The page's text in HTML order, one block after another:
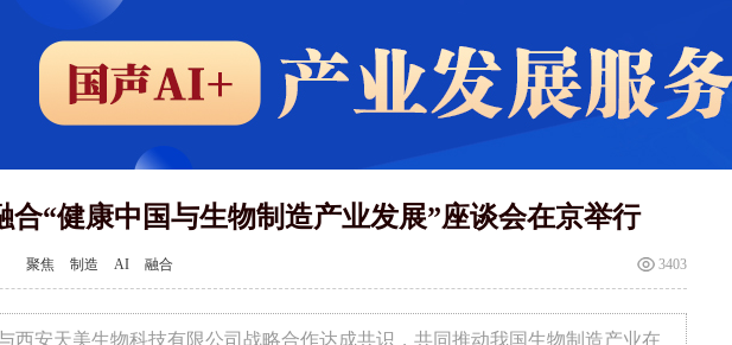
“健康中国与生物制造产业发展”座谈会在京举行
聚焦 制造 AI 融合 3403
西安天美生物科技有限公司战略合作达成共识，共同推动我国生物制造产业在